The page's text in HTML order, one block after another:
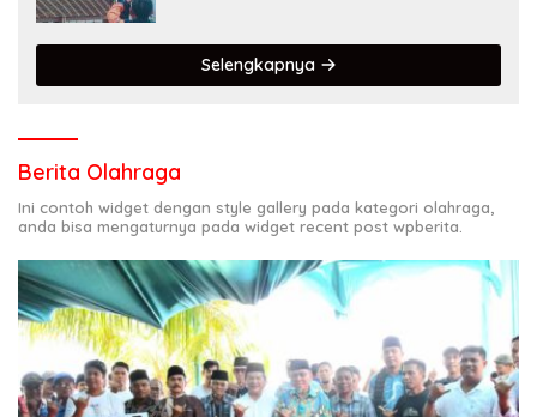
Selengkapnya
Berita Olahraga
Ini contoh widget dengan style gallery pada kategori olahraga,
anda bisa mengaturnya pada widget recent post wpberita.